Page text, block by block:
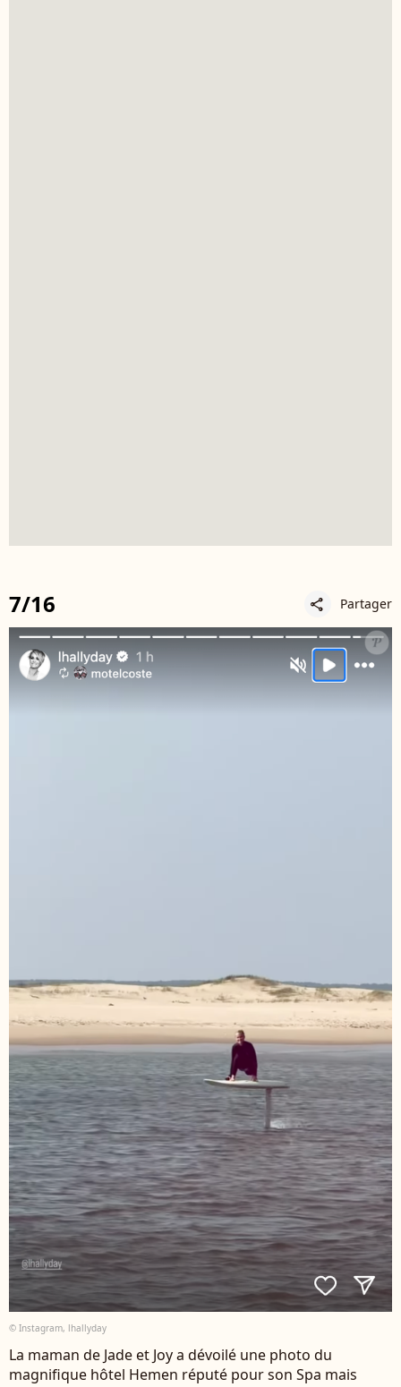
7/16 share Partager
© Instagram, lhallyday
La maman de Jade et Joy a dévoilé une photo du
magnifique hôtel Hemen réputé pour son Spa mais